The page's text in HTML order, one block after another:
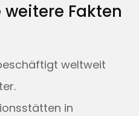
Fakten
weltweit
in